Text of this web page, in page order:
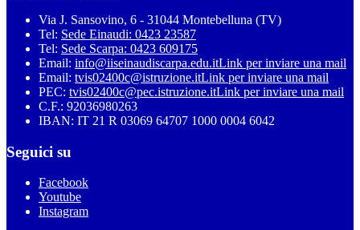
Via J. Sansovino, 6 - 31044 Montebelluna (TV)
Tel: Sede Einaudi: 0423 23587
Tel: Sede Scarpa: 0423 609175
Email: info@iiseinaudiscarpa.edu.itLink per inviare una mail
Email: tvis02400c@istruzione.itLink per inviare una mail
PEC: tvis02400c@pec.istruzione.itLink per inviare una mail
C.F.: 92036980263
IBAN: IT 21 R 03069 64707 1000 0004 6042
Seguici su
Facebook
Youtube
Instagram